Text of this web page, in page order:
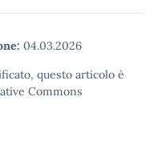
04.03.2026
questo articolo è
Commons